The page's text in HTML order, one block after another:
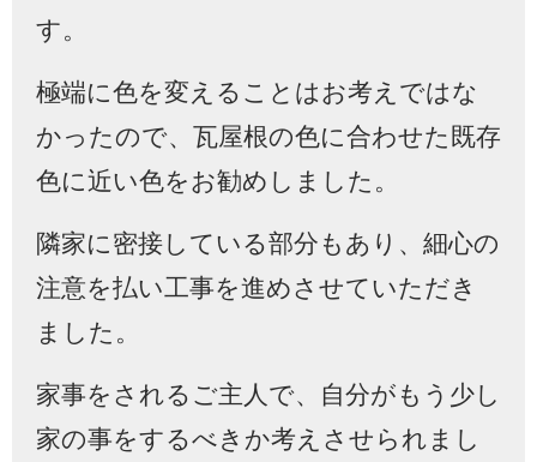
す。
極端に色を変えることはお考えではな
かったので、瓦屋根の色に合わせた既存
色に近い色をお勧めしました。
隣家に密接している部分もあり、細心の
注意を払い工事を進めさせていただき
ました。
家事をされるご主人で、自分がもう少し
家の事をするべきか考えさせられまし